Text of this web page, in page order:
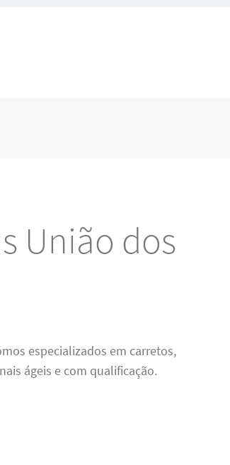
União dos
especializados em carretos,
ágeis e com qualificação.